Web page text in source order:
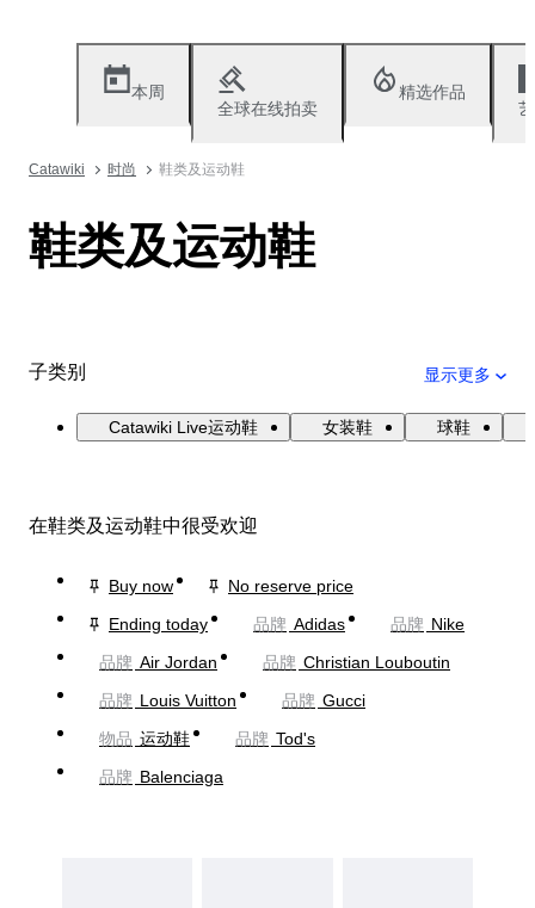
本周
全球在线拍卖
精选作品
Catawiki 时尚 鞋类及运动鞋
鞋类及运动鞋
子类别 显示更多
Catawiki Live运动鞋 女装鞋 球鞋
在鞋类及运动鞋中很受欢迎
Buy now
No reserve price
Ending today
品牌 Adidas 品牌 Nike
品牌 Air Jordan 品牌 Christian Louboutin
品牌 Louis Vuitton 品牌 Gucci
物品 运动鞋 品牌 Tod's
品牌 Balenciaga